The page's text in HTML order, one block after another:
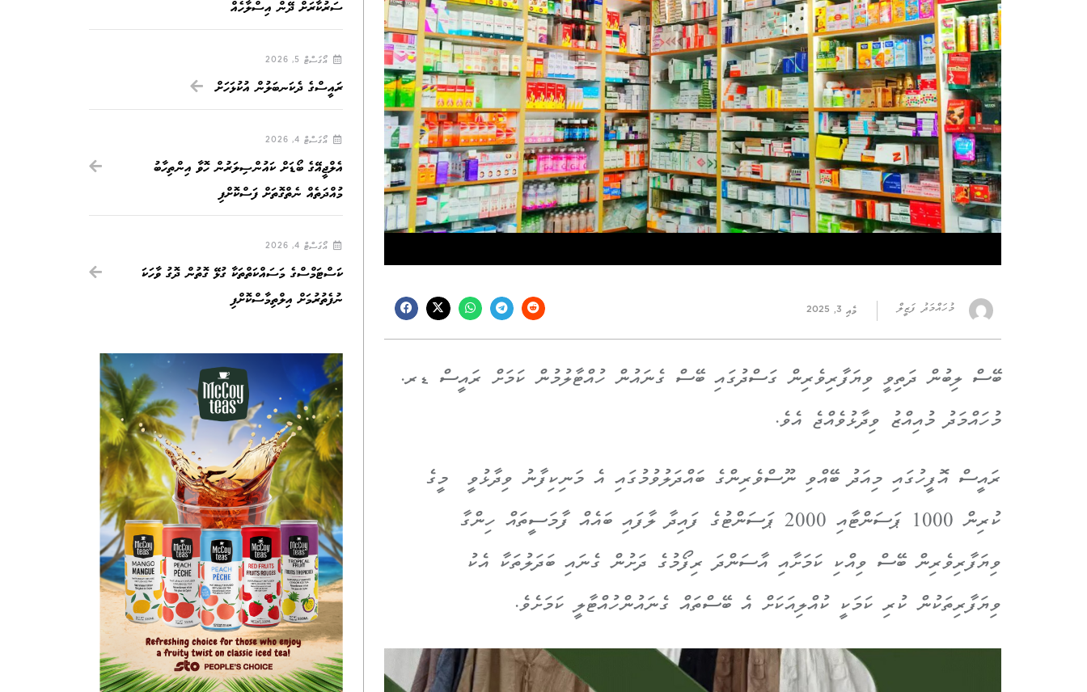
މުހައްމަދު ފަޒީލް މެއި 3, 2025
ބޭސް ލިބުން ދަތިވީ ވިޔަފާރިވެރިން ގަސްދުގައި ބޭސް ގެނައުން ހުއްޓާލުމުން ކަމަށް ރައީސް ޑރ.
މުހައްމަދު މުއިއްޒު ވިދާޅުވެއްޖެ އެވެ.
ރައީސް އޮފީހުގައި މިއަދު ބޭއްވި ނޫސްވެރިންގެ ބައްދަލުވުމުގައި އެ މަނިކިފާނު ވިދާޅުވީ މީގެ
ކުރިން 1000 ޕަސަންޓާއި 2000 ޕަސަންޓުގެ ފައިދާ ލާފައި ބައެއް ފާމަސީތައް ހިންގާ
ވިޔަފާރިވެރިން ބޭސް ވިއްކި ކަމަށާއި އާސަންދަ ރިފޯމުގެ ދަށުން ގެނައި ބަދަލުތަކާ އެކު
ވިޔަފާރިތަކުން ކުރި ކަމަކީ ކުއްލިއަކަށް އެ ބޭސްތައް ގެނައުންހުއްޓާލީ ކަމަށެވެ.
ސަރުކާރަށް ދޭން އިސްލާހެއް
އޯގަސްޓް 5, 2026
ރައީސްގެ ދެކަނބަލުން އުކުޅަހަށް
އޯގަސްޓް 4, 2026
އެލްޖީއޭގެ ބޯޑަށް ކައުންސިލަރުން ހޮވާ އިންތިހާބު
މުއްދަތެއް ނެތްގޮތަށް ފަސްކޮށްފި
އޯގަސްޓް 4, 2026
ކަސްޓަމްސްގެ މަސައްކަތްތަކާ ގުޅޭ ގޮތުން ދޮގު ވާހަކަ
ނުފެތުރުމަށް އިލްތިމާސްކޮށްފި